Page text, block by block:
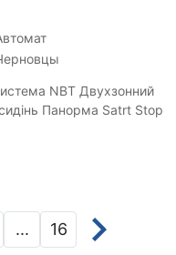
Двухзонний
сидінь Панорма Satrt Stop
... 16